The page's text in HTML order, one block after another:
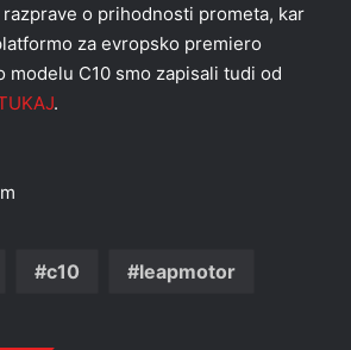
o prihodnosti prometa, kar
za evropsko premiero
modelu C10 smo zapisali tudi od
.
c10 leapmotor